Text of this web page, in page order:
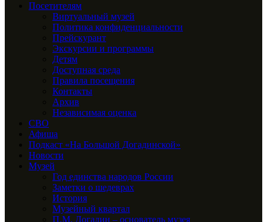
Посетителям
Виртуальный музей
Политика конфиденциальности
Прейскурант
Экскурсии и программы
Детям
Доступная среда
Правила посещения
Контакты
Архив
Независимая оценка
СВО
Афиша
Подкаст «На Большой Догадинской»
Новости
Музей
Год единства народов России
Заметки о шедеврах
История
Музейный квартал
П.М. Догадин – основатель музея